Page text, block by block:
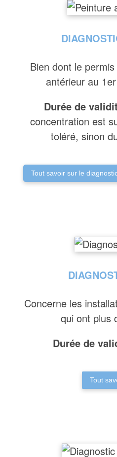
Bien dont le
antérieur au
Durée de
concentration est
toléré, sinon
Tout savoir sur le
Concerne les
qui ont plus
Durée de
Tout